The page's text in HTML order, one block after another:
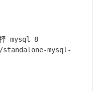
mysql 8
standalone-mysql-